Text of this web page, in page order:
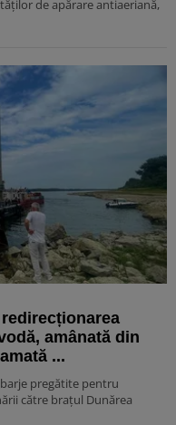
de apărare antiaeriană,
amânată din
...
pregătite pentru
către brațul Dunărea